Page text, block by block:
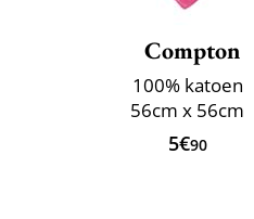
Compton
100% katoen
56cm x 56cm
5€90